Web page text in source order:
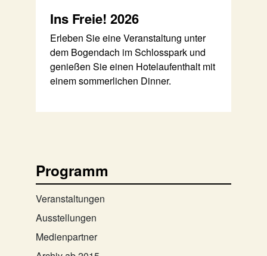
Ins Freie! 2026
Erleben Sie eine Veranstaltung unter
dem Bogendach im Schlosspark und
genießen Sie einen Hotelaufenthalt mit
einem sommerlichen Dinner.
Programm
Veranstaltungen
Ausstellungen
Medienpartner